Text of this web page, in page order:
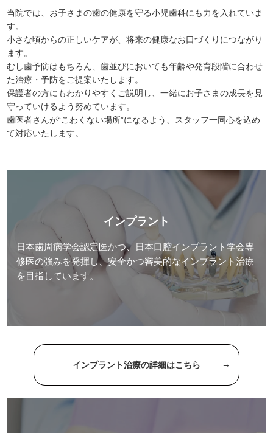
当院では、お子さまの歯の健康を守る小児歯科にも力を入れていま
す。
小さな頃からの正しいケアが、将来の健康なお口づくりにつながり
ます。
むし歯予防はもちろん、歯並びにおいても年齢や発育段階に合わせ
た治療・予防をご提案いたします。
保護者の方にもわかりやすくご説明し、一緒にお子さまの成長を見
守っていけるよう努めています。
歯医者さんが“こわくない場所”になるよう、スタッフ一同心を込め
て対応いたします。
インプラント
日本歯周病学会認定医かつ、日本口腔インプラント学会専
修医の強みを発揮し、安全かつ審美的なインプラント治療
を目指しています。
インプラント治療の詳細はこちら